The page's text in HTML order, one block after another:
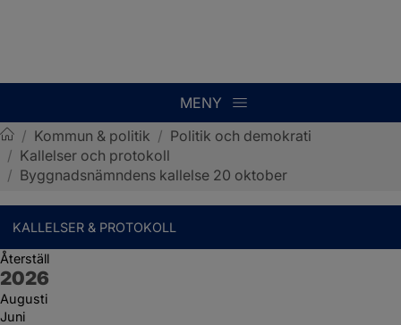
MENY
Sotenäs kommun
/ Kommun & politik / Politik och demokrati
/ Kallelser och protokoll
/ Byggnadsnämndens kallelse 20 oktober
KALLELSER & PROTOKOLL
Återställ
År:
2026
Augusti
Juni